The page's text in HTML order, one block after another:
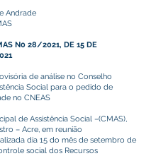
Andrade
N0 28/2021, DE 15 DE
de análise no Conselho
Social para o pedido de
no CNEAS
de Assistência Social –(CMAS),
– Acre, em reunião
dia 15 do mês de setembro de
social dos Recursos